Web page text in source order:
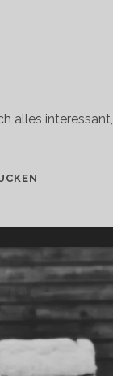
alles interessant,